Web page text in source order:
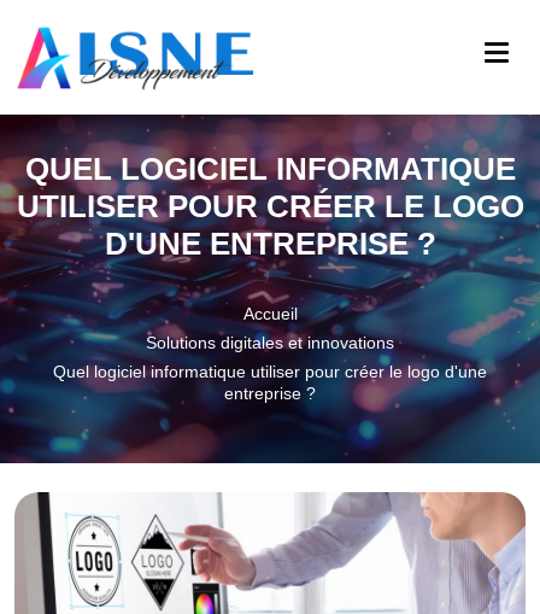
QUEL LOGICIEL INFORMATIQUE
UTILISER POUR CRÉER LE LOGO
D'UNE ENTREPRISE ?
Accueil
Solutions digitales et innovations
Quel logiciel informatique utiliser pour créer le logo d'une
entreprise ?